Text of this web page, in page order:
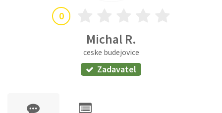
0
Michal R.
ceske budejovice
Zadavatel